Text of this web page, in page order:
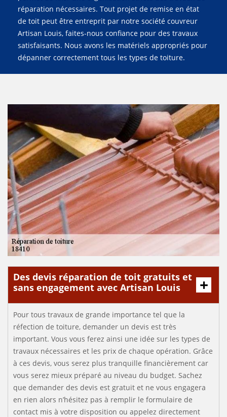
réparation nécessaires. Tout projet de remise en état
de toit peut être entreprit par notre société couvreur
Artisan Louis, faites-nous confiance pour des travaux
satisfaisants. Nous avons les matériels appropriés pour
dépanner correctement tous les types de toiture.
Des devis réparation de toit gratuits et
sans engagement avec Artisan Louis
Pour tous travaux de grande importance tel que la
réfection de toiture, demander un devis est très
important. Vous vous ferez ainsi une idée sur les types de
travaux nécessaires et les prix de chaque opération. Grâce
à ces devis, vous serez plus tranquille financièrement car
vous serez mieux préparé au niveau du budget. Sachez
que demander des devis est gratuit et ne vous engagera
en rien alors n’hésitez pas à remplir le formulaire de
contact mis à votre disposition ou appelez directement